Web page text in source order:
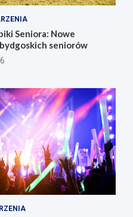
Seniora: Nowe
seniorów